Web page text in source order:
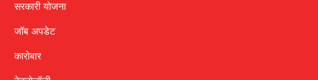
सरकारी योजना
जॉब अपडेट
कारोबार